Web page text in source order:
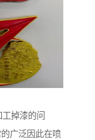
掉漆的问
广泛因此在喷